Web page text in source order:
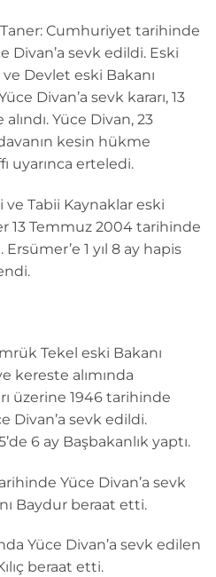
Taner: Cumhuriyet tarihinde
Divan’a sevk edildi. Eski
Devlet eski Bakanı
Divan’a sevk kararı, 13
Yüce Divan, 23
kesin hükme
uyarınca erteledi.
Tabii Kaynaklar eski
13 Temmuz 2004 tarihinde
1 yıl 8 ay hapis
Tekel eski Bakanı
kereste alımında
üzerine 1946 tarihinde
Divan’a sevk edildi.
6 ay Başbakanlık yaptı.
Yüce Divan’a sevk
Baydur beraat etti.
Yüce Divan’a sevk edilen
beraat etti.